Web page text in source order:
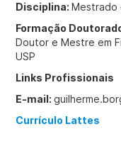
Disciplina:Mestrado
Formação
Doutor e Mestre em
USP
Links Profissionais
E-mail:
Currículo Lattes